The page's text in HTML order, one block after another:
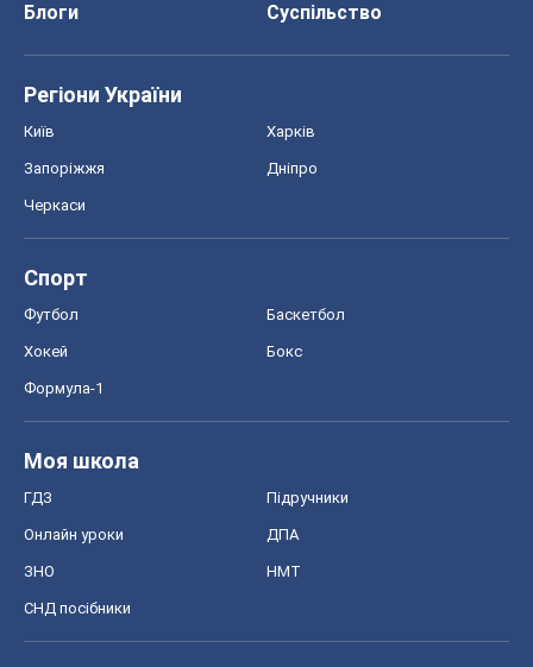
Блоги
Суспільство
Регіони України
Київ Харків
Запоріжжя Дніпро
Черкаси
Спорт
Футбол Баскетбол
Хокей Бокс
Формула-1
Моя школа
ГДЗ Підручники
Онлайн уроки ДПА
ЗНО НМТ
СНД посібники